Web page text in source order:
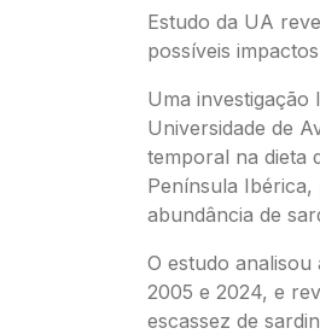
Estudo da UA
possíveis
Uma investigação
Universidade de
temporal na dieta
Península Ibérica,
abundância de
O estudo analisou
2005 e 2024, e
escassez de